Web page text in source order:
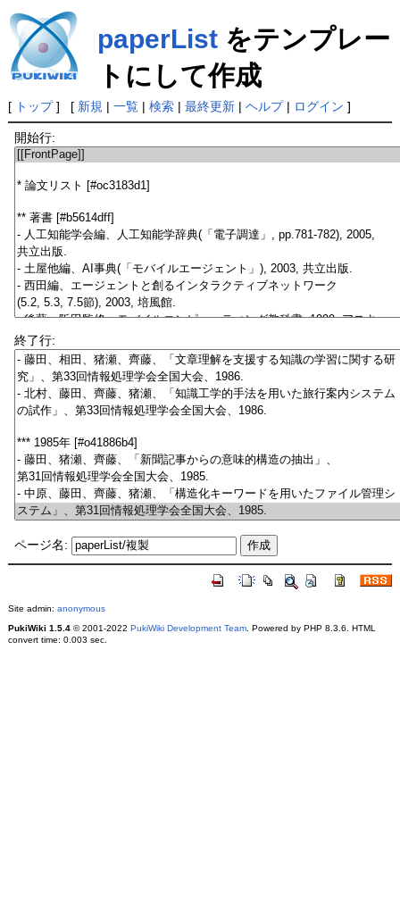
paperListをテンプレー
トにして作成
[ トップ] [ 新規 | 一覧| 検索| 最終更新| ヘルプ| ログイン ]
開始行:
終了行:
ページ名:
Site admin: anonymous
PukiWiki 1.5.4© 2001-2022 PukiWiki Development Team. Powered by PHP 8.3.6. HTML
convert time: 0.003 sec.